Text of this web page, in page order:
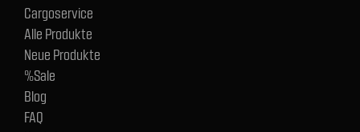
Cargoservice
Alle Produkte
Neue Produkte
%Sale
Blog
FAQ